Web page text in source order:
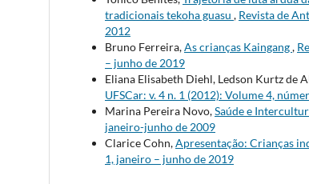
tradicionais tekoha guasu , Revista de
2012
Bruno Ferreira,As crianças Kaingang,
– junho de 2019
Eliana Elisabeth Diehl, Ledson Kurtz de
UFSCar: v. 4 n. 1 (2012): Volume 4,
Marina Pereira Novo,Saúde e
janeiro-junho de 2009
Clarice Cohn,Apresentação: Crianças
1, janeiro – junho de 2019